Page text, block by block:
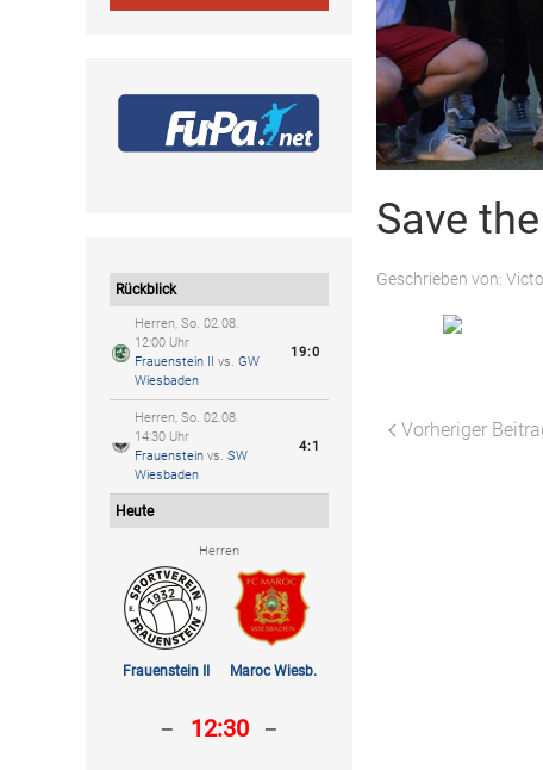
Rückblick
Herren, So. 02.08.
12:00 Uhr
Frauenstein II
vs. GW
Wiesbaden
19:0
Herren, So. 02.08.
14:30 Uhr
Frauenstein vs. SW
Wiesbaden
4:1
Heute
Herren
Frauenstein II Maroc Wiesb.
- 12:30 -
Save
Geschrieben von:
Vorheriger